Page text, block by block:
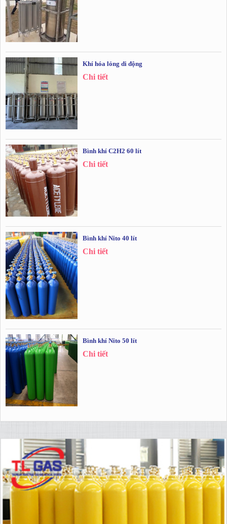
Khí hóa lỏng di động
Chi tiết
Bình khí C2H2 60 lít
Chi tiết
Bình khí Nito 40 lít
Chi tiết
Bình khí Nito 50 lít
Chi tiết